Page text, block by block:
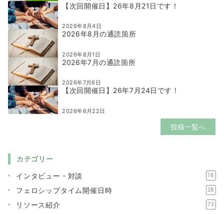
【次回開催日】26年8月21日です！
2026年8月4日
2026年8月の通読箇所
2026年8月1日
2026年7月の通読箇所
2026年7月6日
【次回開催日】26年7月24日です！
2026年6月22日
投稿一覧へ
カテゴリー
インタビュー・対談
18
フェロシップタイム開催日時 28
リソース紹介 72